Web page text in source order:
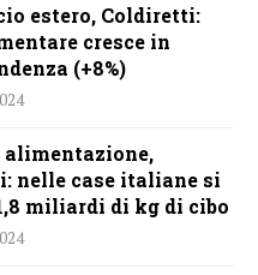
estero, Coldiretti:
cresce in
(+8%)
alimentazione,
nelle case italiane si
miliardi di kg di cibo